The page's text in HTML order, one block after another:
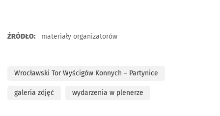
ŹRÓDŁO: materiały organizatorów
Wrocławski Tor Wyścigów Konnych – Partynice
galeria zdjęć wydarzenia w plenerze